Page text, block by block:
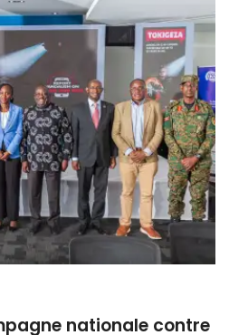
nationale contre